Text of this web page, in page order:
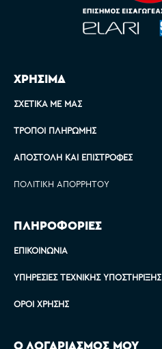
ΧΡΗΣΙΜΑ
ΣΧΕΤΙΚΆ ΜΕ ΜΑΣ
ΤΡΌΠΟΙ ΠΛΗΡΩΜΉΣ
ΑΠΟΣΤΟΛΉ ΚΑΙ ΕΠΙΣΤΡΟΦΈΣ
ΠΟΛΙΤΙΚΉ ΑΠΟΡΡΉΤΟΥ
ΠΛΗΡΟΦΟΡΙΕΣ
ΕΠΙΚΟΙΝΩΝΊΑ
ΥΠΗΡΕΣΊΕΣ ΤΕΧΝΙΚΉΣ ΥΠΟΣΤΉΡΙΞΗΣ
ΌΡΟΙ ΧΡΉΣΗΣ
Ο ΛΟΓΑΡΙΑΣΜΟΣ ΜΟΥ